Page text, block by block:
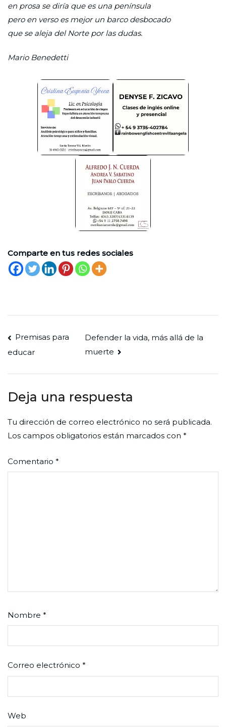
en prosa se diría que es una península
pero en verso es mejor un barco desbocado
que se aleja del Norte por las dudas.
Mario Benedetti
Comparte en tus redes sociales
Navegación
de
Premisas para
educar
Defender la vida, más allá de la
muerte
Deja una respuesta
Tu dirección de correo electrónico no será publicada.
Los campos obligatorios están marcados con *
Comentario *
Nombre *
Correo electrónico *
Web